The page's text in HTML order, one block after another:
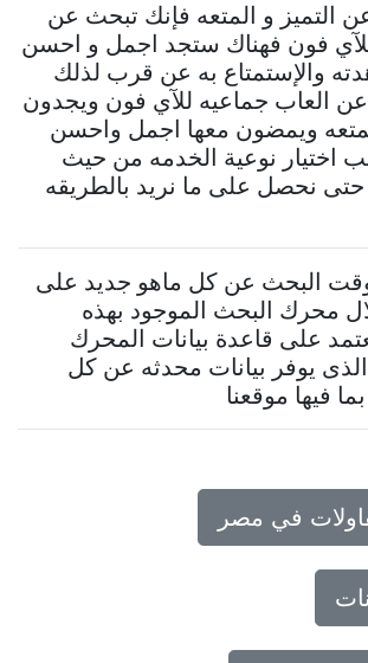
التميز و المتعه فإنك تبحث عن
فون فهناك ستجد اجمل و احسن
والإستمتاع به عن قرب لذلك
العاب جماعيه للآي فون ويجدون
ويمضون معها اجمل واحسن
اختيار نوعية الخدمه من حيث
نحصل على ما نريد بالطريقه
البحث عن كل ماهو جديد على
محرك البحث الموجود بهذه
على قاعدة بيانات المحرك
يوفر بيانات محدثه عن كل
فيها موقعنا
في مصر